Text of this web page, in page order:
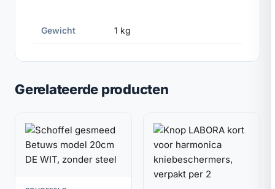
Gewicht 1 kg
Gerelateerde producten